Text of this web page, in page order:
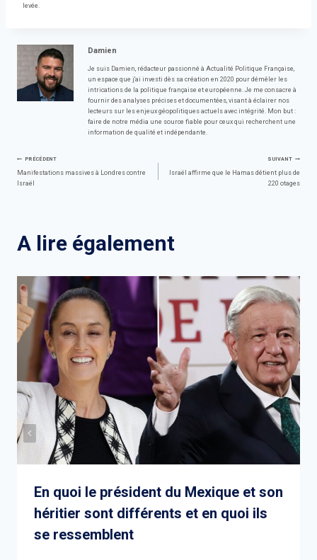
levée.
Damien
Je suis Damien, rédacteur passionné à Actualité Politique Française,
un espace que j'ai investi dès sa création en 2020 pour démêler les
intrications de la politique française et européenne. Je me consacre à
fournir des analyses précises et documentées, visant à éclairer nos
lecteurs sur les enjeux géopolitiques actuels avec intégrité. Mon but :
faire de notre média une source fiable pour ceux qui recherchent une
information de qualité et indépendante.
Navigation
PRÉCÉDENT
Manifestations massives à Londres contre
Israël
SUIVANT
Israël affirme que le Hamas détient plus de
220 otages
A lire également
En quoi le président du Mexique et son
héritier sont différents et en quoi ils
se ressemblent